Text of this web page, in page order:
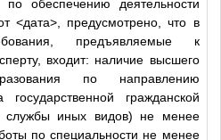
по обеспечению деятельности
<дата> , предусмотрено, что в
предъявляемые к
входит: наличие высшего
по направлению
гражданской
службы иных видов) не менее
по специальности не менее